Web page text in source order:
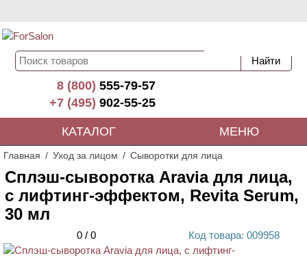
8 (800)555-79-57
+7 (495)902-55-25
КАТАЛОГ МЕНЮ
Главная Уход за лицом Сыворотки для лица
Сплэш-сыворотка Aravia для лица,
с лифтинг-эффектом, Revita Serum,
30 мл
0 / 0 Код товара: 009958